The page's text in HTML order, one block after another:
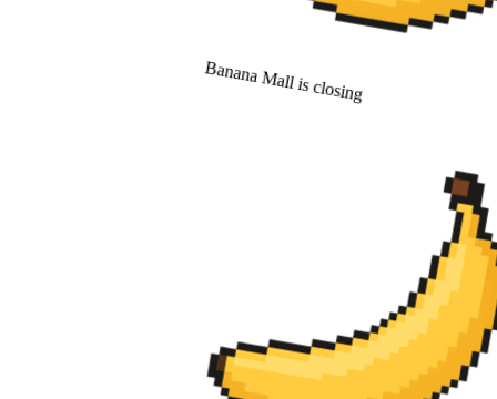
Banana Mall is closing